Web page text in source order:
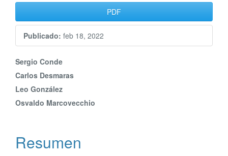
PDF
Publicado: feb 18, 2022
Contenido
principal
del
Sergio Conde
Carlos Desmaras
Leo González
Osvaldo Marcovecchio
Resumen